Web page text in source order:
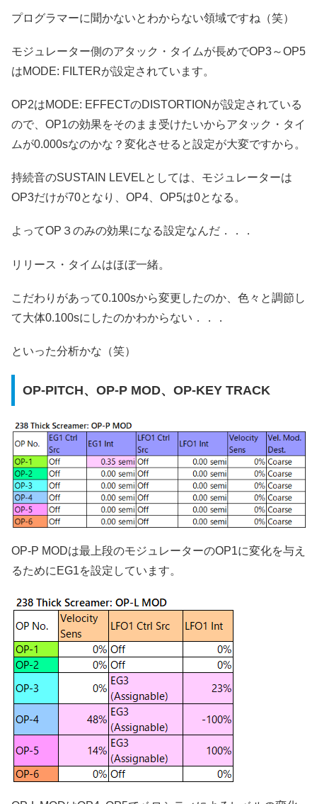
プログラマーに聞かないとわからない領域ですね（笑）
モジュレーター側のアタック・タイムが長めでOP3～OP5
はMODE: FILTERが設定されています。
OP2はMODE: EFFECTのDISTORTIONが設定されている
ので、OP1の効果をそのまま受けたいからアタック・タイ
ムが0.000sなのかな？変化させると設定が大変ですから。
持続音のSUSTAIN LEVELとしては、モジュレーターは
OP3だけが70となり、OP4、OP5は0となる。
よってOP３のみの効果になる設定なんだ．．．
リリース・タイムはほぼ一緒。
こだわりがあって0.100sから変更したのか、色々と調節し
て大体0.100sにしたのかわからない．．．
といった分析かな（笑）
OP-PITCH、OP-P MOD、OP-KEY TRACK
OP-P MODは最上段のモジュレーターのOP1に変化を与え
るためにEG1を設定しています。